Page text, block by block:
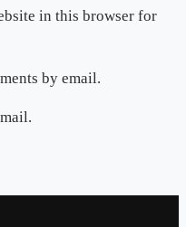
in this browser for
by email.